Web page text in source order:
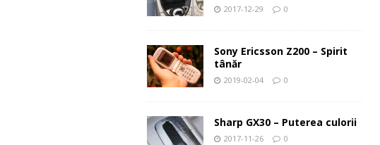
2017-12-29 0
Sony Ericsson Z200 – Spirit
tânăr
2019-02-04 0
Sharp GX30 – Puterea culorii
2017-11-26 0